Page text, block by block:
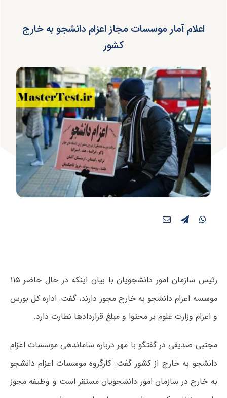
اعلام آمار موسسات مجاز اعزام دانشجو به خارج
کشور
رئیس سازمان امور دانشجویان با بیان اینکه در حال حاضر ۱۱۵
موسسه اعزام دانشجو به خارج مجوز دارند، گفت: اداره کل بورس
و اعزام وزارت علوم بر محتوا و مبلغ قراردادها نظارت دارد.
مجتبی صدیقی در گفتگو با مهر درباره ساماندهی موسسات اعزام
دانشجو به خارج از کشور گفت: کارگروه موسسات اعزام دانشجو
به خارج در سازمان امور دانشجویان مستقر است و وظیفه مجوز